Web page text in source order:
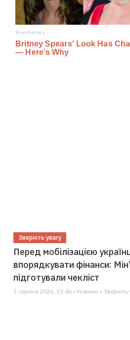
Зверніть увагу
Перед мобілізацією
впорядкувати фінанси:
підготували чекліст
7 серпня 2026, 15:46 • Новини • Зверніть